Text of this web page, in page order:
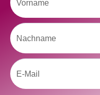
Nachname
Email